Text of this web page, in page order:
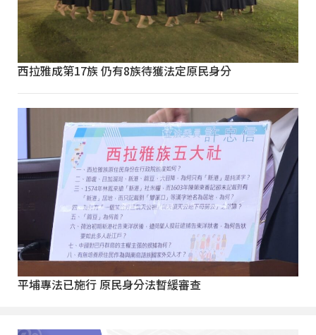
西拉雅成第17族 仍有8族待獲法定原民身分
平埔專法已施行 原民身分法暫緩審查